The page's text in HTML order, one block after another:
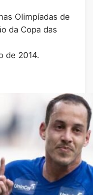
Olimpíadas de
da Copa das
de 2014.